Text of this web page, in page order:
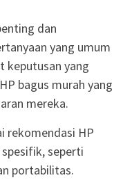
dan
yang umum
keputusan yang
bagus murah yang
mereka.
rekomendasi HP
seperti
portabilitas.